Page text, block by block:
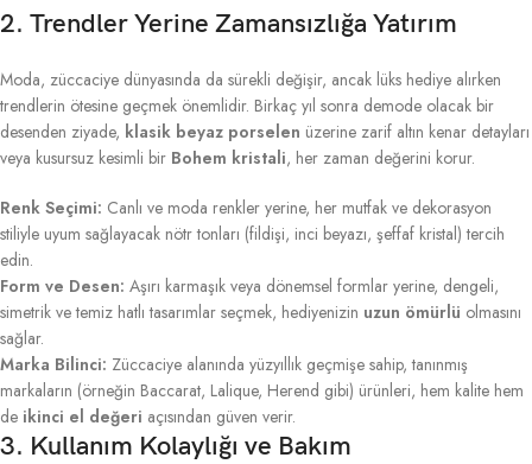
2. Trendler Yerine Zamansızlığa Yatırım
Moda, züccaciye dünyasında da sürekli değişir, ancak lüks hediye alırken
trendlerin ötesine geçmek önemlidir. Birkaç yıl sonra demode olacak bir
desenden ziyade, klasik beyaz porselen üzerine zarif altın kenar detayları
veya kusursuz kesimli bir Bohem kristali, her zaman değerini korur.
Renk Seçimi: Canlı ve moda renkler yerine, her mutfak ve dekorasyon
stiliyle uyum sağlayacak nötr tonları (fildişi, inci beyazı, şeffaf kristal) tercih
edin.
Form ve Desen: Aşırı karmaşık veya dönemsel formlar yerine, dengeli,
simetrik ve temiz hatlı tasarımlar seçmek, hediyenizin uzun ömürlü olmasını
sağlar.
Marka Bilinci: Züccaciye alanında yüzyıllık geçmişe sahip, tanınmış
markaların (örneğin Baccarat, Lalique, Herend gibi) ürünleri, hem kalite hem
de ikinci el değeri açısından güven verir.
3. Kullanım Kolaylığı ve Bakım